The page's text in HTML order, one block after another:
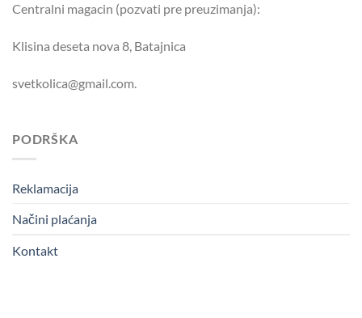
Centralni magacin (pozvati pre preuzimanja):
Klisina deseta nova 8, Batajnica
svetkolica@gmail.com.
PODRŠKA
Reklamacija
Načini plaćanja
Kontakt